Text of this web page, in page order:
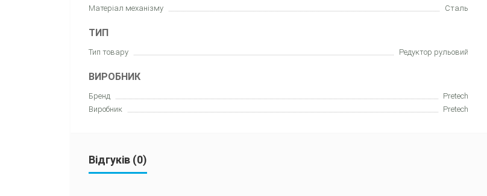
Матеріал механізму
Сталь
ТИП
Тип товару Редуктор рульовий
ВИРОБНИК
Бренд
Pretech
Виробник
Pretech
Відгуків (0)